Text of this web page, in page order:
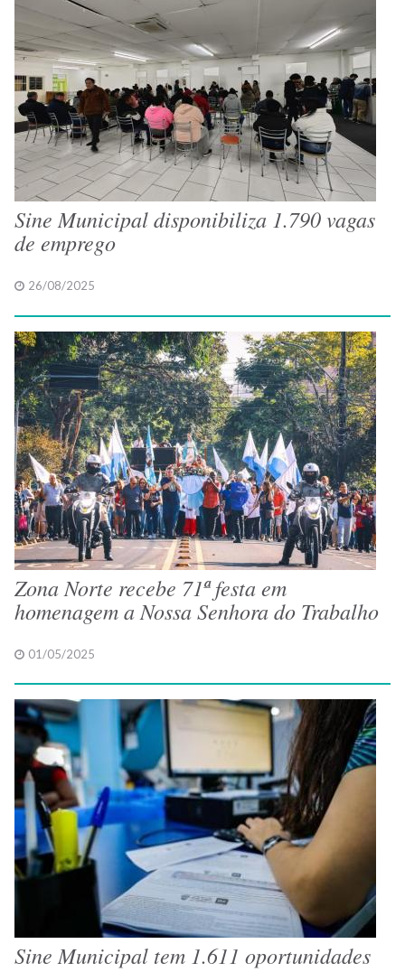
Sine Municipal disponibiliza 1.790 vagas
de emprego
26/08/2025
Zona Norte recebe 71ª festa em
homenagem a Nossa Senhora do Trabalho
01/05/2025
Sine Municipal tem 1.611 oportunidades